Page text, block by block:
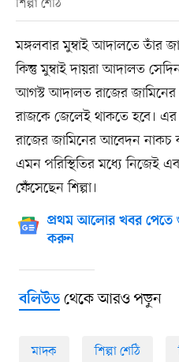
শিল্পা শেঠি
মঙ্গলবার মুম্বাই আদালতে তাঁর
কিন্তু মুম্বাই দায়রা আদালত
আগস্ট আদালত রাজের জামিনের
রাজকে জেলেই থাকতে হবে। এর
রাজের জামিনের আবেদন নাকচ
এমন পরিস্থিতির মধ্যে নিজেই
ফেঁসেছেন শিল্পা।
প্রথম আলোর খবর পেতে
করুন
বলিউডথেকে আরও পড়ুন
মাদক শিল্পা শেঠি